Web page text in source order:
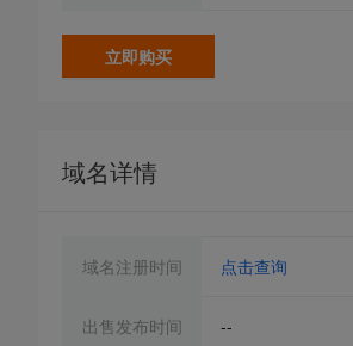
立即购买
域名详情
域名注册时间 点击查询
出售发布时间 --